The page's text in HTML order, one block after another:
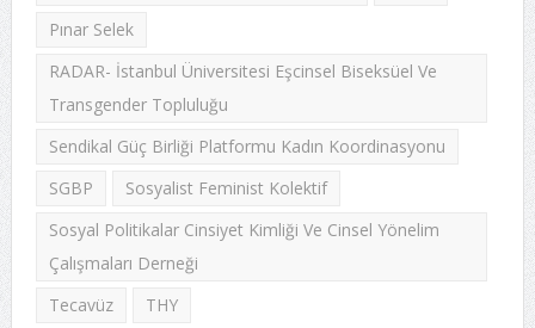
Pınar Selek
RADAR- İstanbul Üniversitesi Eşcinsel Biseksüel Ve
Transgender Topluluğu
Sendikal Güç Birliği Platformu Kadın Koordinasyonu
SGBP
Sosyalist Feminist Kolektif
Sosyal Politikalar Cinsiyet Kimliği Ve Cinsel Yönelim
Çalışmaları Derneği
Tecavüz
THY